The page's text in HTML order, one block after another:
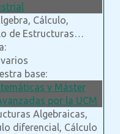
Cálculo,
de Estructuras…
base:
y Máster
por la UCM
Algebraicas,
diferencial, Cálculo